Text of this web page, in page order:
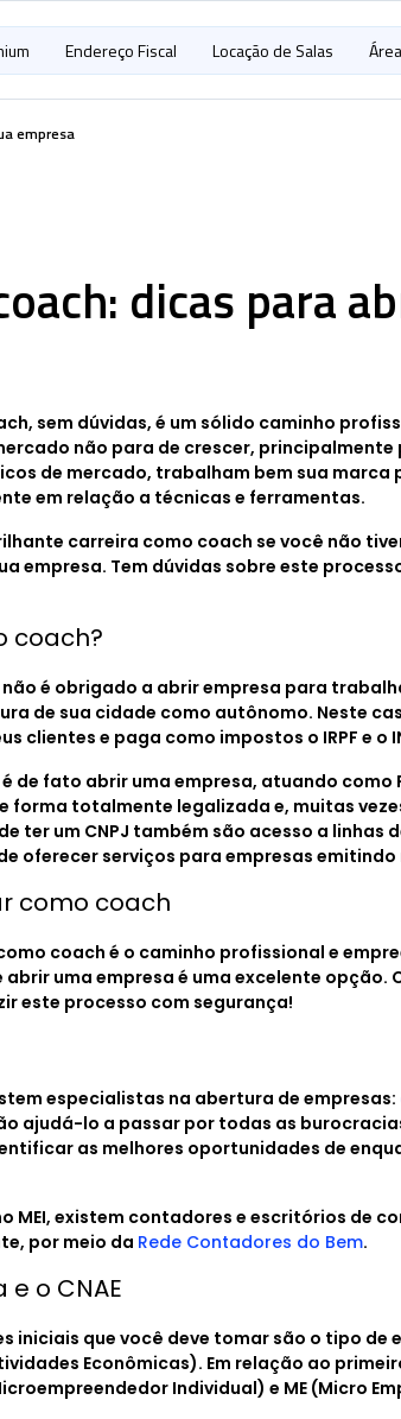
Endereço Fiscal Locação de Salas
empresa
dicas para
sem dúvidas, é um sólido caminho
não para de crescer, principalmente
de mercado, trabalham bem sua marca
em relação a técnicas e ferramentas.
carreira como coach se você não
empresa. Tem dúvidas sobre este
coach?
é obrigado a abrir empresa para
de sua cidade como autônomo. Neste
clientes e paga como impostos o IRPF e o
de fato abrir uma empresa, atuando como
forma totalmente legalizada e, muitas
ter um CNPJ também são acesso a linhas
oferecer serviços para empresas
como coach
coach é o caminho profissional e
abrir uma empresa é uma excelente opção.
este processo com segurança!
especialistas na abertura de empresas:
ajudá-lo a passar por todas as
as melhores oportunidades de
MEI, existem contadores e escritórios de
por meio da Rede Contadores do Bem.
o CNAE
iniciais que você deve tomar são o tipo de
Econômicas). Em relação ao
Individual) e ME (Micro